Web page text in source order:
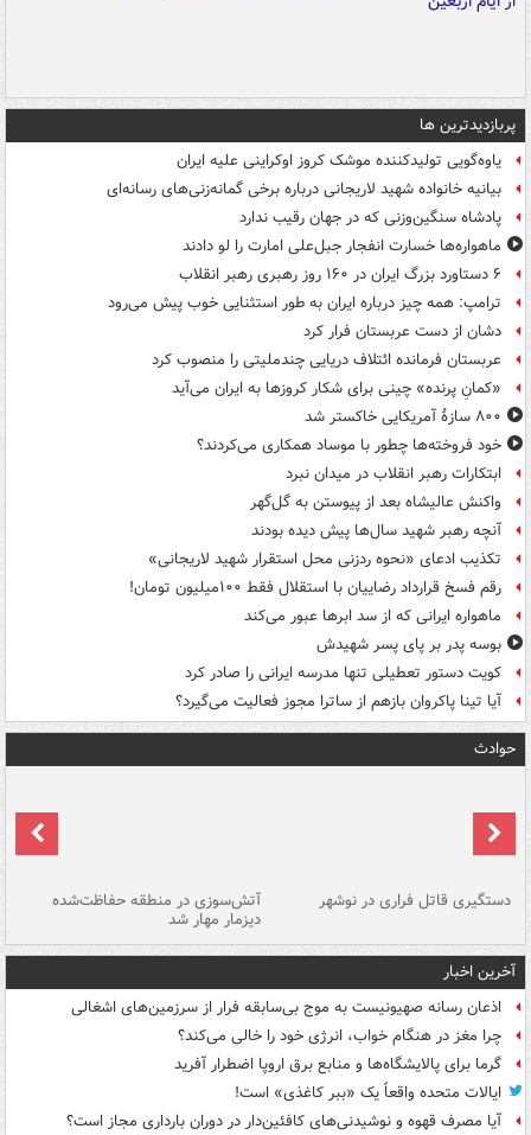
پربازدیدترین ها
یاوه‌گویی تولیدکننده موشک کروز اوکراینی علیه ایران
بیانیه خانواده شهید لاریجانی درباره برخی گمانه‌زنی‌های رسانه‌ای
پادشاه سنگین‌وزنی که در جهان رقیب ندارد
ماهواره‌ها خسارت انفجار جبل‌علی امارت را لو دادند
۶ دستاورد بزرگ ایران در ۱۶۰ روز رهبری رهبر انقلاب
ترامپ: همه چیز درباره ایران به طور استثنایی خوب پیش می‌رود
دشان از دست عربستان فرار کرد
عربستان فرمانده ائتلاف دریایی چندملیتی را منصوب کرد
«کمانِ پرنده» چینی برای شکار کروزها به ایران می‌آید
۸۰۰ سازۀ آمریکایی خاکستر شد
خود فروخته‌ها چطور با موساد همکاری می‌کردند؟
ابتکارات رهبر انقلاب در میدان نبرد
واکنش عالیشاه بعد از پیوستن به گل‌گهر
آنچه رهبر شهید سال‌ها پیش دیده بودند
تکذیب ادعای «نحوه ردزنی محل استقرار شهید لاریجانی»
رقم فسخ قرارداد رضاییان با استقلال فقط ۱۰۰میلیون تومان!
ماهواره ایرانی که از سد ابرها عبور می‌کند
بوسه‌ پدر بر پای پسر شهیدش
کویت دستور تعطیلی تنها مدرسه ایرانی را صادر کرد
آیا تینا پاکروان بازهم از ساترا مجوز فعالیت می‌گیرد؟
حوادث
دستگیری قاتل فراری در نوشهر آتش‌سوزی در منطقه حفاظت‌شده
دیزمار مهار شد
آخرین اخبار
اذعان رسانه صهیونیست به موج بی‌سابقه فرار از سرزمین‌های اشغالی
چرا مغز در هنگام خواب، انرژی خود را خالی می‌کند؟
گرما برای پالایشگاه‌ها و منابع برق اروپا اضطرار آفرید
ایالات متحده واقعاً یک «ببر کاغذی» است!
آیا مصرف قهوه و نوشیدنی‌های کافئین‌دار در دوران بارداری مجاز است؟